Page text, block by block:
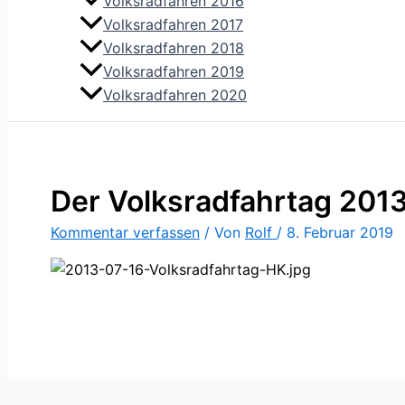
Volksradfahren 2017
Volksradfahren 2018
Volksradfahren 2019
Volksradfahren 2020
Der Volksradfahrtag
Kommentar verfassen / Von Rolf / 8. Februar 2019